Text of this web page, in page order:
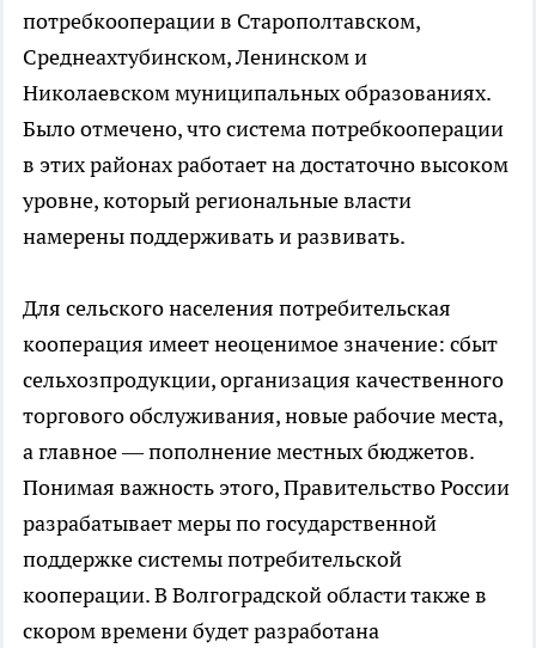
потребкооперации в Старополтавском,
Среднеахтубинском, Ленинском и
Николаевском муниципальных образованиях.
Было отмечено, что система потребкооперации
в этих районах работает на достаточно высоком
уровне, который региональные власти
намерены поддерживать и развивать.
Для сельского населения потребительская
кооперация имеет неоценимое значение: сбыт
сельхозпродукции, организация качественного
торгового обслуживания, новые рабочие места,
а главное — пополнение местных бюджетов.
Понимая важность этого, Правительство России
разрабатывает меры по государственной
поддержке системы потребительской
кооперации. В Волгоградской области также в
скором времени будет разработана